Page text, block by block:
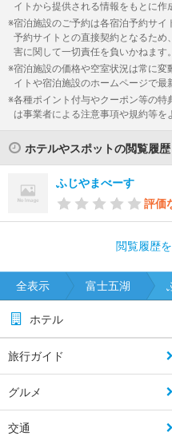
イトから提供される情報をもとに作
宿泊施設のご予約は各宿泊予約サ
予約サイトとの直接契約となるた
害に関して一切責任を負いかねます。
宿泊施設の価格や空室状況は常に
イトや宿泊施設のホームページで最
各種ポイント付与やクーポン等の
は事業者による注意事項や規約等を
ホテルやスポットの閲覧履歴
ふじやまべーす
評価
閲覧履歴
全表示 富士五湖
ホテル
旅行ガイド
グルメ
交通